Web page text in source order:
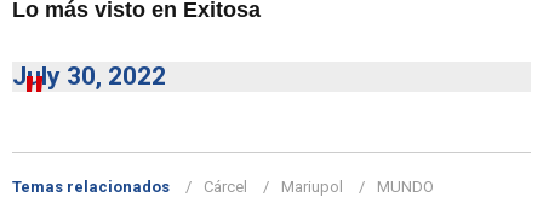
Lo más visto en Exitosa
July 30, 2022
Temas relacionados Cárcel Mariupol
MUNDO